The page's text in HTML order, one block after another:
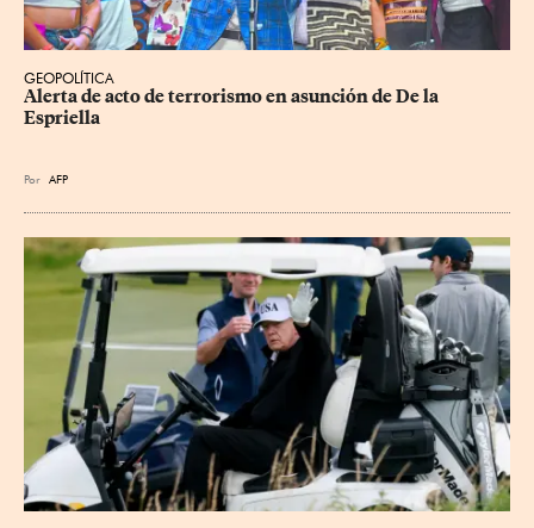
GEOPOLÍTICA
Alerta de acto de terrorismo en asunción de De la
Espriella
Por AFP